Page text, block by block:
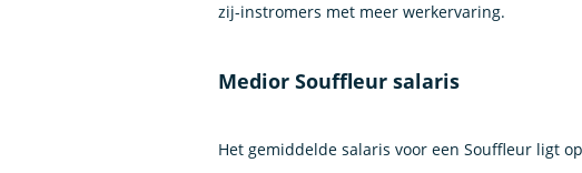
zij-instromers met meer werkervaring.
Medior Souffleur salaris
Het gemiddelde salaris voor een Souffleur ligt